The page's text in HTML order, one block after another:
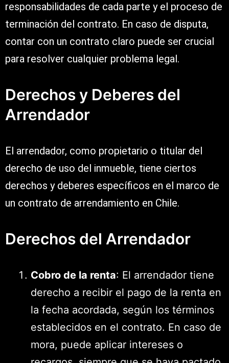
responsabilidades de cada parte y el proceso de
terminación del contrato. En caso de disputa,
contar con un contrato claro puede ser crucial
para resolver cualquier problema legal.
Derechos y Deberes del
Arrendador
El arrendador, como propietario o titular del
derecho de uso del inmueble, tiene ciertos
derechos y deberes específicos en el marco de
un contrato de arrendamiento en Chile.
Derechos del Arrendador
Cobro de la renta: El arrendador tiene
derecho a recibir el pago de la renta en
la fecha acordada, según los términos
establecidos en el contrato. En caso de
mora, puede aplicar intereses o